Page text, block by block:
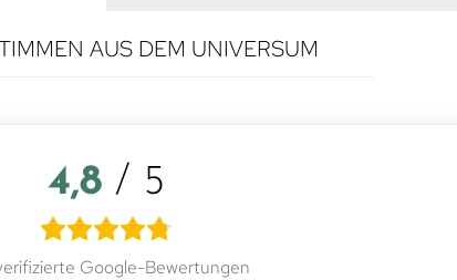
AUS DEM UNIVERSUM
4,8 / 5
Google-Bewertungen